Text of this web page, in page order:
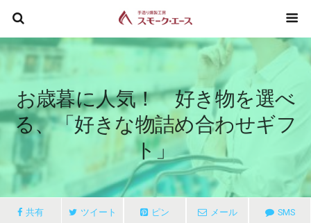
お歳暮に人気！ 好き物を選べ
る、「好きな物詰め合わせギフ
ト」
共有 ツイート ピン メール SMS